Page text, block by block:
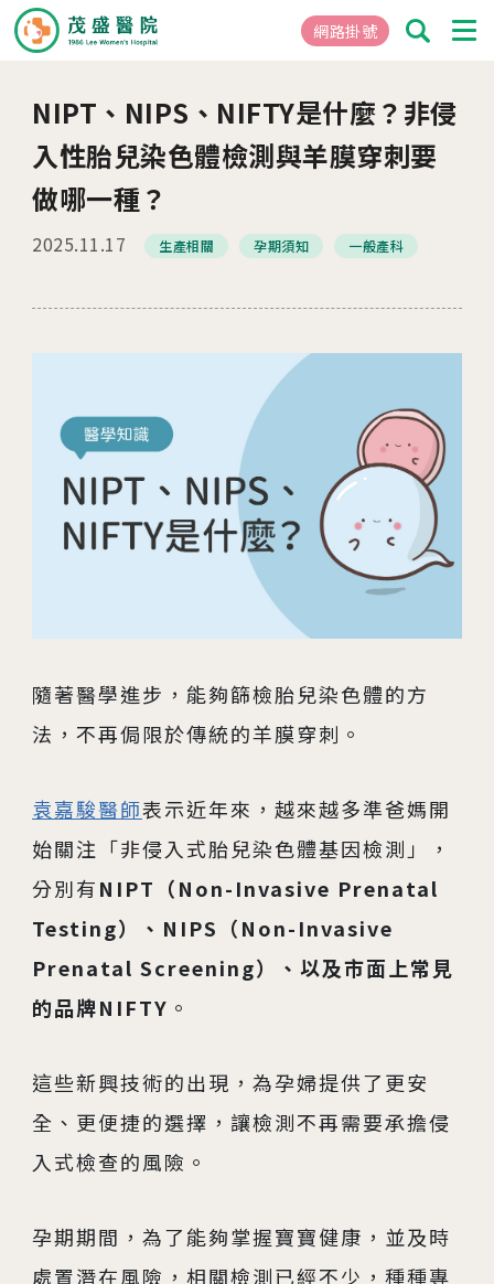
網路掛號
01 關於茂盛
醫院簡介
核心專長
茂盛院長
醫院環境與設備
就醫指南
生殖醫學專科
07 衛教資訊
NIPT、NIPS、NIFTY是什麼？非侵
入性胎兒染色體檢測與羊膜穿刺要
做哪一種？
2025.11.17 生產相關 孕期須知 一般產科
隨著醫學進步，能夠篩檢胎兒染色體的方
法，不再侷限於傳統的羊膜穿刺。
袁嘉駿醫師表示近年來，越來越多準爸媽開
始關注「非侵入式胎兒染色體基因檢測」，
分別有NIPT（Non-Invasive Prenatal
Testing）、NIPS（Non-Invasive
Prenatal Screening）、以及市面上常見
的品牌NIFTY 。
這些新興技術的出現，為孕婦提供了更安
全、更便捷的選擇，讓檢測不再需要承擔侵
入式檢查的風險。
孕期期間，為了能夠掌握寶寶健康，並及時
處置潛在風險，相關檢測已經不少，種種專